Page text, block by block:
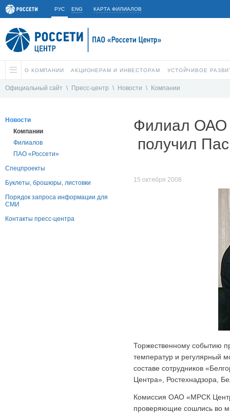
РУС ENG КАРТА ФИЛИАЛОВ
О КОМПАНИИ АКЦИОНЕРАМ И ИНВЕСТОРАМ УСТОЙЧИВОЕ
Официальный сайт \ Пресс-центр \ Новости \ Компании
Новости
Компании
Филиалов
ПАО «Россети»
Спецпроекты
Буклеты, брошюры, листовки
Порядок запроса информации для
СМИ
Контакты пресс-центра
Филиал ОАО
получил
15 октября 2008
Торжественному событию
температур и регулярный
составе сотрудников
Центра», Ростехнадзора,
Комиссия ОАО «МРСК
проверяющие сошлись во